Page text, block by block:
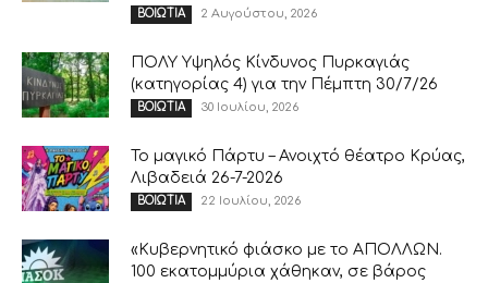
ΒΟΙΩΤΙΑ 2 Αυγούστου, 2026
ΠΟΛΥ Υψηλός Κίνδυνος Πυρκαγιάς
(κατηγορίας 4) για την Πέμπτη 30/7/26
ΒΟΙΩΤΙΑ 30 Ιουλίου, 2026
Το μαγικό Πάρτυ – Ανοιχτό θέατρο Κρύας,
Λιβαδειά 26-7-2026
ΒΟΙΩΤΙΑ 22 Ιουλίου, 2026
«Κυβερνητικό φιάσκο με το ΑΠΟΛΛΩΝ.
100 εκατομμύρια χάθηκαν, σε βάρος